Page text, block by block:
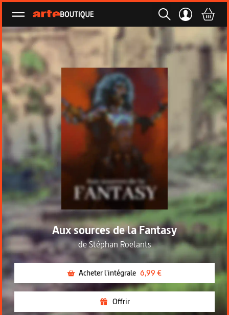
Ouvrir le menu
Aux sources de la Fantasy
deStéphan Roelants
Acheter l'intégrale 6,99 €
Offrir